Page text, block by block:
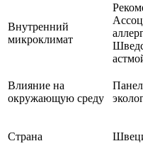
Внутренний
микроклимат
Влияние на
окружающую среду
Страна